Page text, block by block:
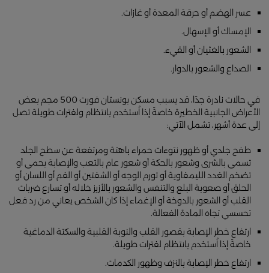
عسر الهضم أو حرقة المعدة أو غازات.
الإمساك أو الإسهال.
الشعور بالغثيان أو القيء.
الصداع والشعور بالدوار.
في حالات نادرة جدًا، قد يسبب مسكن بونستان فورت 500 مجم بعض
الأعراض الجانبية الخطيرة خاصةً إذا اُستخدم بانتظام ولفترات طويلة تصل
إلى عدة أشهر، تشمل الآتي:
طفح جلدي أو ظهور نتوءات حمراء باهتة ومرتفعة عن سطح الجلد
تسمى بالشرى وشعور بالحكة أو شعور عام بالتعب والإصابة بحمى أو
تضخم الغدد الليمفاوية أو تورم الوجه أو الشفتين أو الفم أو اللسان أو
الحلق أو صعوبة البلع والتنفس والشعور بالأزيز خلاله أو تسارع ضربات
القلب أو الشعور بالدوخة أو الإغماء إذا كان الشخص يعاني من رد فعل
تحسسي تجاه المادة الفعالة.
ارتفاع خطر الإصابة بقصور القلب والنوبة القلبية والسكتة الدماغية
خاصةً إذا اُستخدم بانتظام لفترات طويلة.
ارتفاع خطر الإصابة بالنزف وظهور الكدمات.